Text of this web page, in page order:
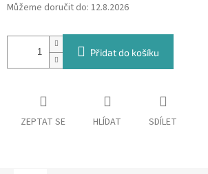
Můžeme doručit do: 12.8.2026
Přidat do košíku
ZEPTAT SE HLÍDAT SDÍLET